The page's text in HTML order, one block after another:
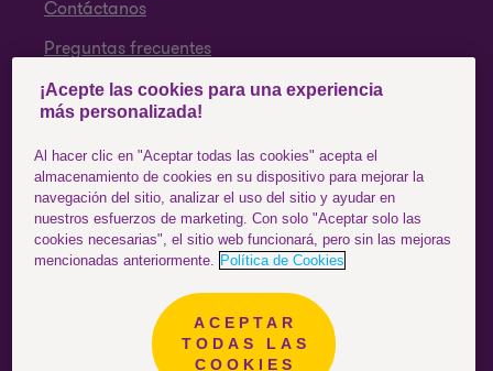
Contáctanos
Preguntas frecuentes
SÍGUENOS
Facebook
Instagram
YouTube
ESTÁS EN EL SITIO DE: Ecuador
¡Acepte las cookies para una experiencia
más personalizada!
Al hacer clic en "Aceptar todas las cookies" acepta el
almacenamiento de cookies en su dispositivo para mejorar la
navegación del sitio, analizar el uso del sitio y ayudar en
nuestros esfuerzos de marketing. Con solo "Aceptar solo las
cookies necesarias", el sitio web funcionará, pero sin las mejoras
mencionadas anteriormente.
Política de Cookies
ACEPTAR
TODAS LAS
COOKIES